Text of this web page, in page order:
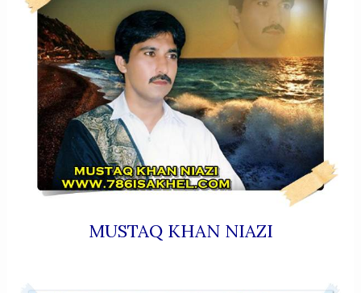
MUSTAQ KHAN NIAZI